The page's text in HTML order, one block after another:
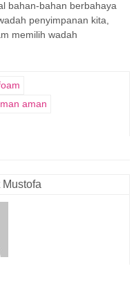
bahan-bahan berbahaya
penyimpanan kita,
memilih wadah
aman